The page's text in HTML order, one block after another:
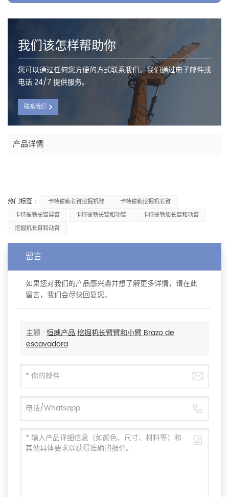
我们该怎样帮助你
您可以通过任何您方便的方式联系我们。我们通过电子邮件或
电话 24/7 提供服务。
联系我们
产品详情
热门标签 : 卡特彼勒长臂挖掘机臂
卡特彼勒挖掘机长臂
卡特彼勒长臂展臂
卡特彼勒长臂和动臂
卡特彼勒加长臂和动臂
挖掘机长臂和动臂
留言
如果您对我们的产品感兴趣并想了解更多详情，请在此
留言，我们会尽快回复您。
主题 : 恒威产品 挖掘机长臂臂和小臂 Brazo de
escavadora